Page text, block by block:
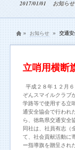
2017/01/01 お知らせ
» お知らせ » 交通
立哨用横断
平成２８年１２月
ぞんスマイルクラブ
学路等で使用する
通安全協会で行わ
ら、徳島県交通安全
同社は、社員有志（
て、社会貢献活動に
ー指導旗を贈呈さ